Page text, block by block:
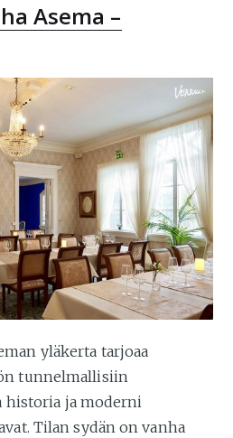
Asema –
yläkerta tarjoaa
tunnelmallisiin
ja moderni
Tilan sydän on vanha